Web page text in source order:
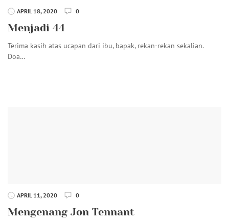
APRIL 18, 2020 0
Menjadi 44
Terima kasih atas ucapan dari ibu, bapak, rekan-rekan sekalian.
Doa…
APRIL 11, 2020 0
Mengenang Jon Tennant